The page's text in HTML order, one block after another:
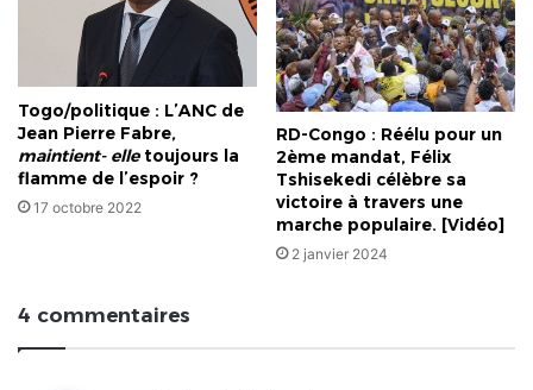
Togo/politique : L’ANC de
Jean Pierre Fabre,
maintient- elletoujours la
flamme de l’espoir ?
17 octobre 2022
RD-Congo : Réélu pour un
2ème mandat, Félix
Tshisekedi célèbre sa
victoire à travers une
marche populaire. [Vidéo]
2 janvier 2024
4 commentaires